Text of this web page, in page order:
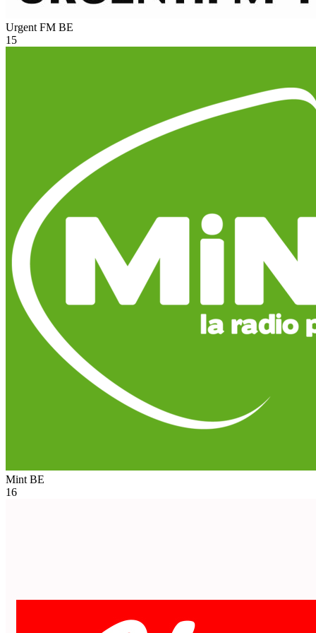
Urgent FM BE
15
Mint BE
16